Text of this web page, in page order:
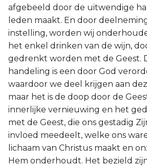
afgebeeld door de uitwendige
leden maakt. En door
instelling, worden wij
het enkel drinken van de wijn,
gedrenkt worden met de Geest.
handeling is een door God
waardoor we deel krijgen aan
maar het is de doop door de
innerlijke vernieuwing en het
met de Geest, die ons gestadig
invloed meedeelt, welke ons
lichaam van Christus maakt en
Hem onderhoudt. Het bezield